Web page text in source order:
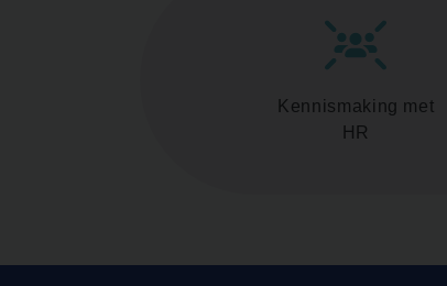
Kennismaking met
HR